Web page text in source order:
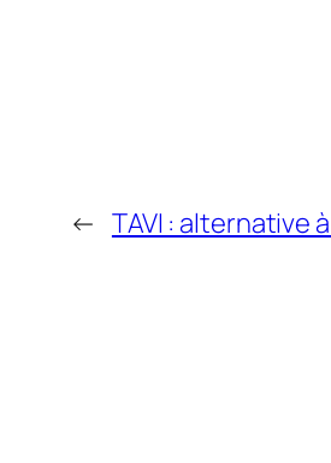
← TAVI : alternative